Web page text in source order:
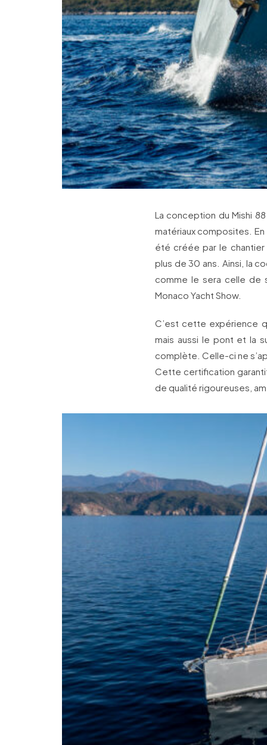
La conception du Mishi
matériaux composites.
été créée par le chantier
plus de 30 ans. Ainsi, la
comme le sera celle de
Monaco Yacht Show.
C’est cette expérience
mais aussi le pont et la
complète. Celle-ci ne
Cette certification
de qualité rigoureuses,